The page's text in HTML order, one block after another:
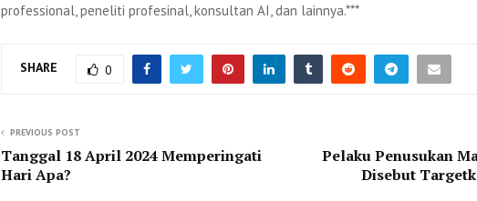
professional, peneliti profesinal, konsultan AI, dan lainnya.***
SHARE 0
PREVIOUS POST
Tanggal 18 April 2024 Memperingati
Hari Apa?
Pelaku Penusukan
Disebut